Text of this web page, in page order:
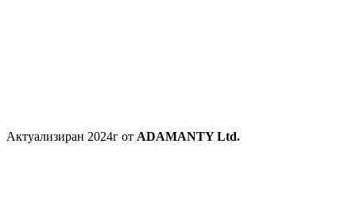
Актуализиран 2024г от ADAMANTY Ltd.